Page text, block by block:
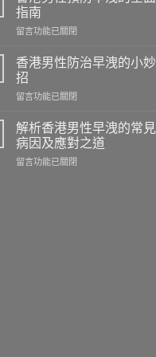
芒
果
壯
藥
商
城
–
業
壯
產
指南
在
港
男
性
預
早
洩
的
全
留言功能已關閉
香港男性防治早洩的小妙
招
在
港
男
性
防
留言功能已關閉
解析香港男性早洩的常見
病因及應對之道
在
留言功能已關閉